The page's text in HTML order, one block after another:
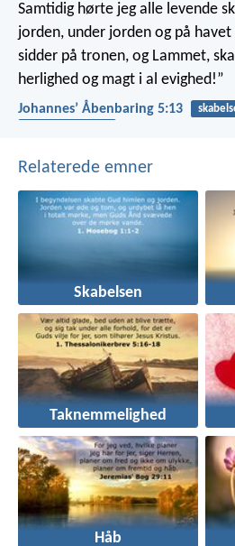
Samtidig hørte jeg alle levende
jorden, under jorden og på havet
sidder på tronen, og Lammet,
herlighed og magt i al evighed!”
Johannesʼ Åbenbaring 5:13
Relaterede emner
Skabelsen
Taknemmelighed
Håb